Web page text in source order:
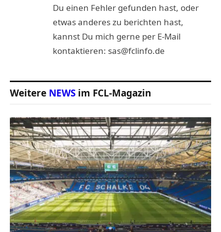
Du einen Fehler gefunden hast, oder
etwas anderes zu berichten hast,
kannst Du mich gerne per E-Mail
kontaktieren: sas@fclinfo.de
Weitere NEWS im FCL-Magazin